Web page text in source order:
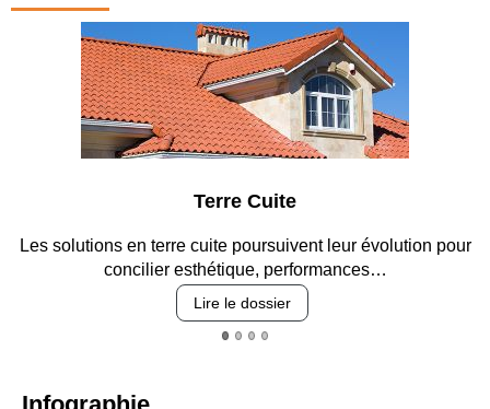
Terre Cuite
solutions en terre cuite poursuivent leur évolution pour
concilier esthétique, performances…
Lire le dossier
Infographie